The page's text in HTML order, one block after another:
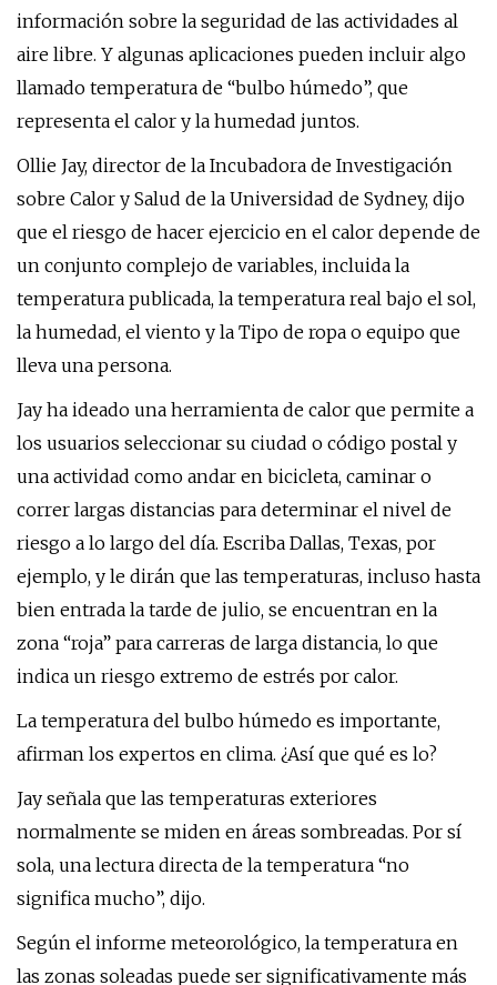
información sobre la seguridad de las actividades al
aire libre. Y algunas aplicaciones pueden incluir algo
llamado temperatura de “bulbo húmedo”, que
representa el calor y la humedad juntos.
Ollie Jay, director de la Incubadora de Investigación
sobre Calor y Salud de la Universidad de Sydney, dijo
que el riesgo de hacer ejercicio en el calor depende de
un conjunto complejo de variables, incluida la
temperatura publicada, la temperatura real bajo el sol,
la humedad, el viento y la Tipo de ropa o equipo que
lleva una persona.
Jay ha ideado una herramienta de calor que permite a
los usuarios seleccionar su ciudad o código postal y
una actividad como andar en bicicleta, caminar o
correr largas distancias para determinar el nivel de
riesgo a lo largo del día. Escriba Dallas, Texas, por
ejemplo, y le dirán que las temperaturas, incluso hasta
bien entrada la tarde de julio, se encuentran en la
zona “roja” para carreras de larga distancia, lo que
indica un riesgo extremo de estrés por calor.
La temperatura del bulbo húmedo es importante,
afirman los expertos en clima. ¿Así que qué es lo?
Jay señala que las temperaturas exteriores
normalmente se miden en áreas sombreadas. Por sí
sola, una lectura directa de la temperatura “no
significa mucho”, dijo.
Según el informe meteorológico, la temperatura en
las zonas soleadas puede ser significativamente más